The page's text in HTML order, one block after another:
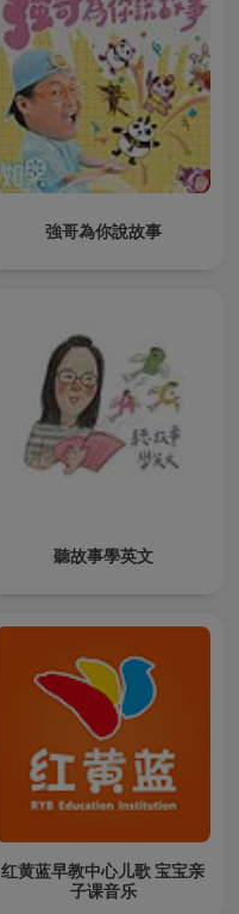
強哥為你說故事
聽故事學英文
红黄蓝早教中心儿歌 宝宝亲
子课音乐